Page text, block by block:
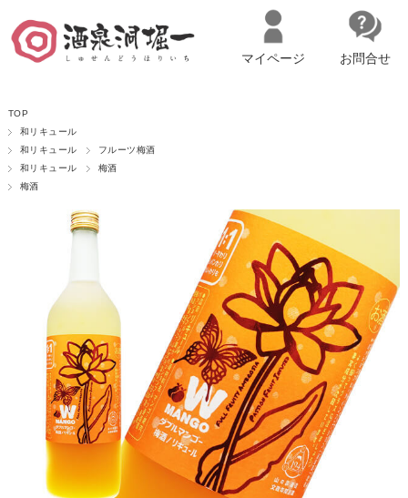
マイページ お問合せ
TOP
和リキュール
和リキュール
フルーツ梅酒
和リキュール
梅酒
梅酒